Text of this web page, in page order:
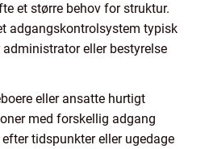
et større behov for struktur.
adgangskontrolsystem typisk
eller bestyrelse
eller ansatte hurtigt
med forskellig adgang
tidspunkter eller ugedage